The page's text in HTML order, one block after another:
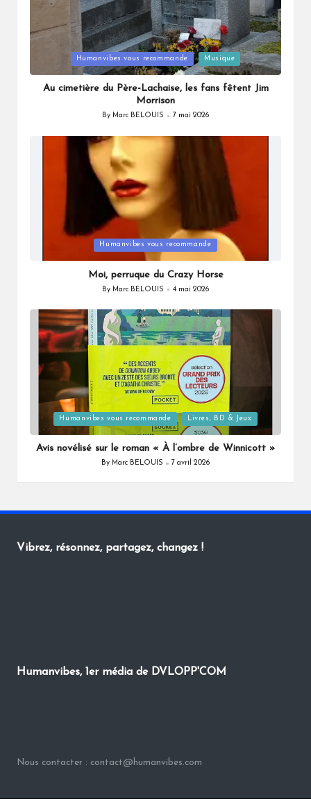
in
Humanvibes vous recommande Musique
Au cimetière du Père-Lachaise, les fans fêtent Jim
Morrison
Posted
By Marc BELOUIS 7 mai 2026
in
Humanvibes vous recommande
Moi, perruque du Crazy Horse
Posted
By Marc BELOUIS 4 mai 2026
Posted
in
Humanvibes vous recommande Livres, BD & Jeux
Avis novélisé sur le roman « À l’ombre de Winnicott »
Posted
By Marc BELOUIS 7 avril 2026
Vibrez, résonnez, partagez, changez !
Humanvibes, 1er média de DVLOPP'COM
Nous contacter : contact@humanvibes.com